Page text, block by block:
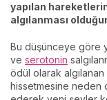
yapılan
algılanması
Bu düşünceye göre
ve serotonin
ödül olarak
hissetmesine neden